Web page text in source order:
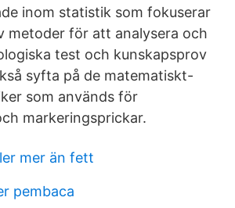
inom statistik som fokuserar
metoder för att analysera och
test och kunskapsprov
syfta på de matematiskt-
som används för
markeringsprickar.
mer än fett
pembaca